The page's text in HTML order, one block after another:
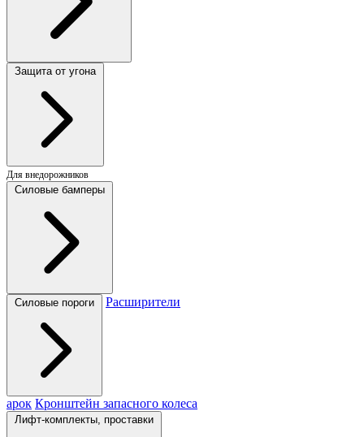
Защита от угона
Для внедорожников
Силовые бамперы
Силовые пороги Расширители
арок Кронштейн запасного колеса
Лифт-комплекты, проставки